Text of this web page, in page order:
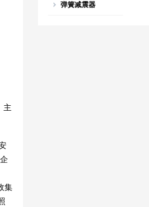
主
集
弹簧减震器